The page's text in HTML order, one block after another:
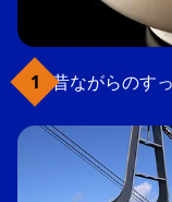
昔ながらのす